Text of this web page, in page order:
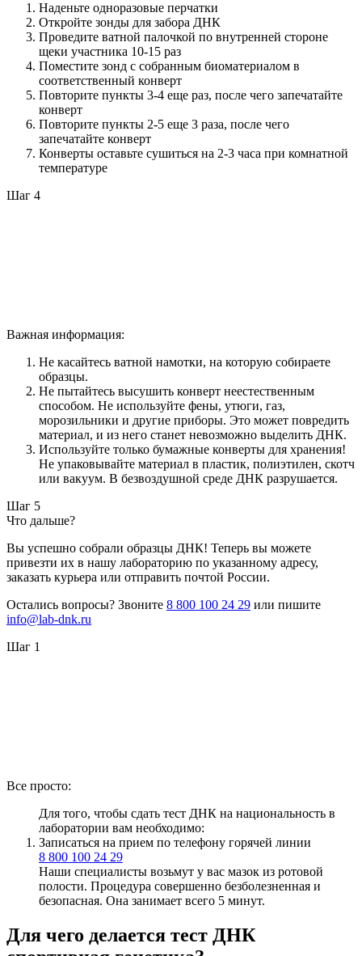
Наденьте одноразовые перчатки
Откройте зонды для забора ДНК
Проведите ватной палочкой по внутренней стороне
щеки участника 10-15 раз
Поместите зонд с собранным биоматериалом в
соответственный конверт
Повторите пункты 3-4 еще раз, после чего запечатайте
конверт
Повторите пункты 2-5 еще 3 раза, после чего
запечатайте конверт
Конверты оставьте сушиться на 2-3 часа при комнатной
температуре
Шаг 4
Важная информация:
Не касайтесь ватной намотки, на которую собираете
образцы.
Не пытайтесь высушить конверт неестественным
способом. Не используйте фены, утюги, газ,
морозильники и другие приборы. Это может повредить
материал, и из него станет невозможно выделить ДНК.
Используйте только бумажные конверты для хранения!
Не упаковывайте материал в пластик, полиэтилен, скотч
или вакуум. В безвоздушной среде ДНК разрушается.
Шаг 5
Что дальше?
Вы успешно собрали образцы ДНК! Теперь вы можете
привезти их в нашу лабораторию по указанному адресу,
заказать курьера или отправить почтой России.
Остались вопросы? Звоните 8 800 100 24 29 или пишите
info@lab-dnk.ru
Шаг 1
Все просто:
Для того, чтобы сдать тест ДНК на национальность в
лаборатории вам необходимо:
Записаться на прием по телефону горячей линии
8 800 100 24 29
Наши специалисты возьмут у вас мазок из ротовой
полости. Процедура совершенно безболезненная и
безопасная. Она занимает всего 5 минут.
Для чего делается тест ДНК